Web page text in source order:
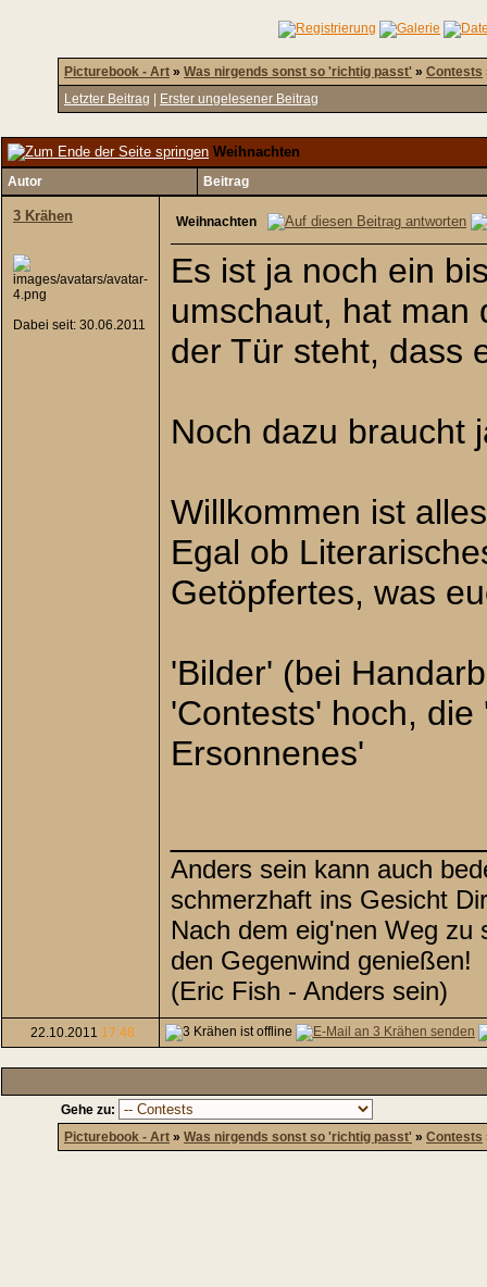
Picturebook - Art » Was nirgends sonst so 'richtig passt' » Contests
Letzter Beitrag
Erster ungelesener Beitrag
Weihnachten
Autor Beitrag
3 Krähen
Dabei seit: 30.06.2011
Weihnachten
Es ist ja noch ein
umschaut, hat man
der Tür steht, dass
Noch dazu braucht
Willkommen ist
Egal ob
Getöpfertes, was
'Bilder' (bei
'Contests' hoch,
Ersonnenes'
Anders sein kann auch
schmerzhaft ins Gesicht
Nach dem eig'nen Weg zu
den Gegenwind genießen!
(Eric Fish - Anders sein)
22.10.2011 17:48
Gehe zu:
Picturebook - Art » Was nirgends sonst so 'richtig passt' » Contests